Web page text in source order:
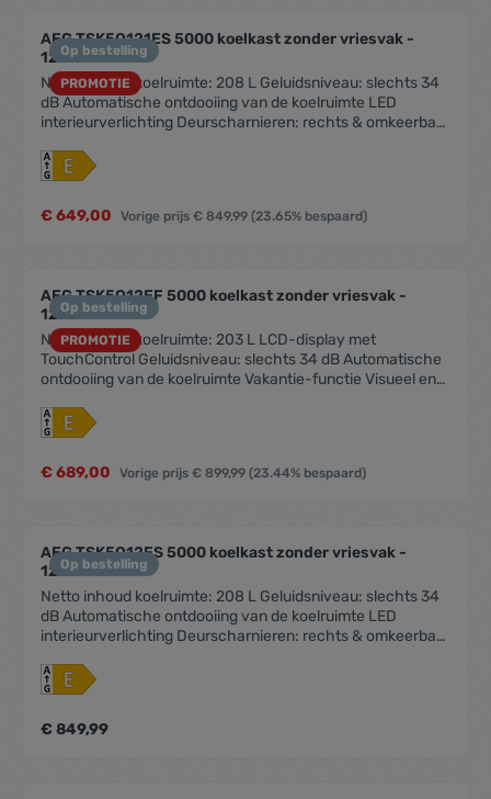
Op bestelling
PROMOTIE
AEG TSK5O121ES 5000 koelkast zonder vriesvak -
122cm
Netto inhoud koelruimte: 208 L Geluidsniveau: slechts 34
dB Automatische ontdooiing van de koelruimte LED
interieurverlichting Deurscharnieren: rechts & omkeerbaar
Grey Plastic Laden koelruimte: 1 1225 mm inbouwhoogte
Eierrekje: 2 rekjes voor 6 eieren Kleur: wit Verlichting: LED
€ 649,00
Vorige prijs € 849,99 (23.65% bespaard)
Op bestelling
PROMOTIE
AEG TSK5O12EF 5000 koelkast zonder vriesvak -
122cm
Netto inhoud koelruimte: 203 L LCD-display met
TouchControl Geluidsniveau: slechts 34 dB Automatische
ontdooiing van de koelruimte Vakantie-functie Visueel en
Coolmatic-functie voor het snel koelen van vers voedsel
Deurscharnieren: rechts & omkeerbaar Deur op deur
koelruimte: 1 1225 mm inbouwhoogte Eierrekje: 2 rekjes
€ 689,00 Vorige prijs € 899,99 (23.44% bespaard)
Op bestelling
AEG TSK5O12ES 5000 koelkast zonder vriesvak -
122cm
Netto inhoud koelruimte: 208 L Geluidsniveau: slechts 34
dB Automatische ontdooiing van de koelruimte LED
interieurverlichting Deurscharnieren: rechts & omkeerbaar
Plastic Laden koelruimte: 1 1225 mm inbouwhoogte
Eierrekje: 2 rekjes voor 6 eieren Kleur: wit Verlichting: LED
€ 849,99